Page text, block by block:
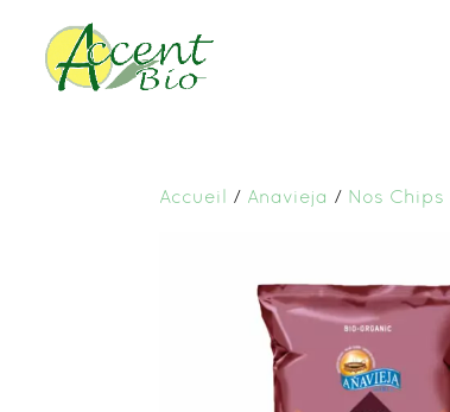
Accueil / Anavieja / Nos Chips